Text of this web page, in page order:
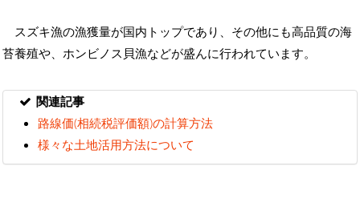
スズキ漁の漁獲量が国内トップであり、その他にも高品質の海
苔養殖や、ホンビノス貝漁などが盛んに行われています。
関連記事
路線価(相続税評価額)の計算方法
様々な土地活用方法について